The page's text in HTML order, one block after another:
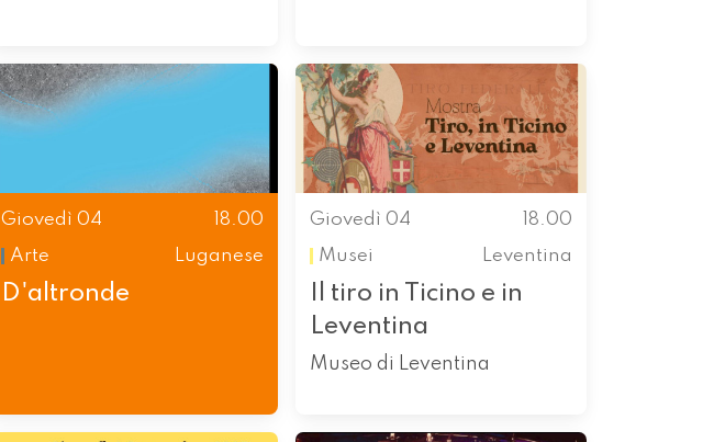
Giovedì 04
18.00
Arte
Luganese
D'altronde
Giovedì 04
18.00
Musei
Leventina
Il tiro in Ticino e in
Leventina
Museo di Leventina